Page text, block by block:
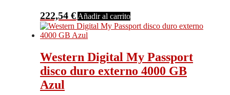
222,54 € Añadir al carrito
Western Digital My Passport
disco duro externo 4000 GB
Azul